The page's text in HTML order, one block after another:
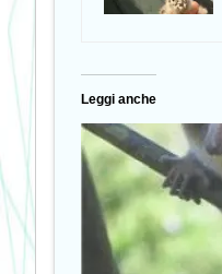
Leggi anche